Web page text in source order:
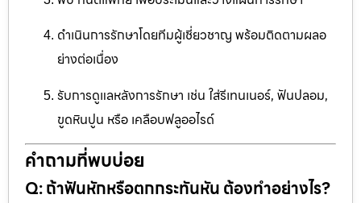
ดำเนินการรักษาโดยทีมผู้เชี่ยวชาญ พร้อมติดตามผลอ
ย่างต่อเนื่อง
รับการดูแลหลังการรักษา เช่น ใส่รีเทนเนอร์, ฟันปลอม,
ขูดหินปูน หรือ เคลือบฟลูออไรด์
คำถามที่พบบ่อย
Q: ถ้าฟันหักหรือตกกระทันหัน ต้องทำอย่างไร?